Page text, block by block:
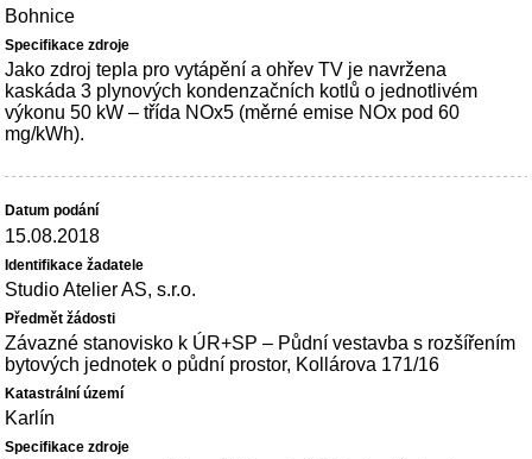
Bohnice
Jako zdroj tepla pro vytápění a ohřev TV je navržena
kaskáda 3 plynových kondenzačních kotlů o jednotlivém
výkonu 50 kW – třída NOx5 (měrné emise NOx pod 60
mg/kWh).
15.08.2018
Studio Atelier AS, s.r.o.
Závazné stanovisko k ÚR+SP – Půdní vestavba s rozšířením
bytových jednotek o půdní prostor, Kollárova 171/16
Karlín